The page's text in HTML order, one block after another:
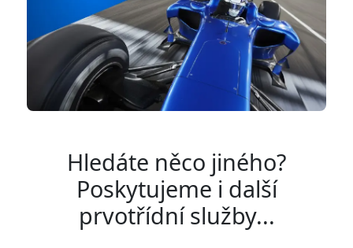
Hledáte něco jiného?
Poskytujeme i další
prvotřídní služby...